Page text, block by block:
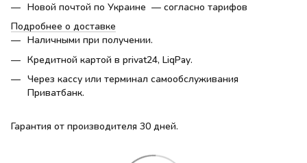
Новой почтой по Украине — согласно тарифов
Подробнее о доставке
Наличными при получении.
Кредитной картой в privat24, LiqPay.
Через кассу или терминал самообслуживания
Приватбанк.
Гарантия от производителя 30 дней.